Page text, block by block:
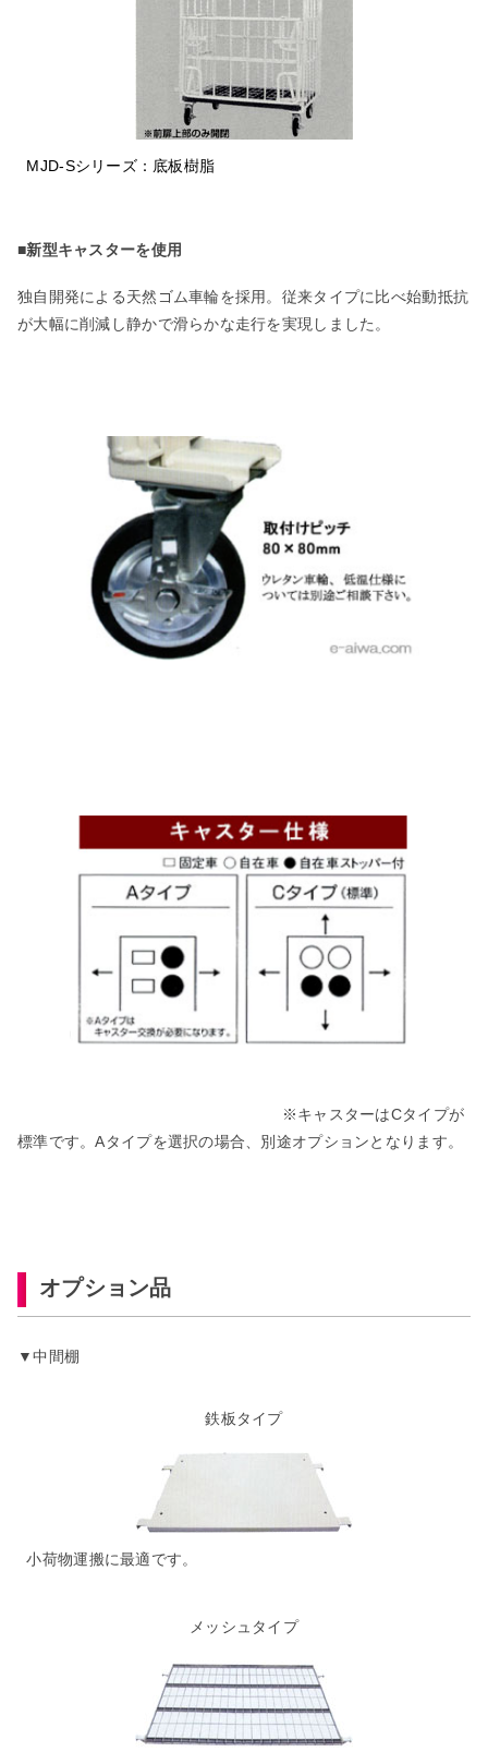
MJD-Sシリーズ：底板樹脂
■新型キャスターを使用
独自開発による天然ゴム車輪を採用。従来タイプに比べ始動抵抗
が大幅に削減し静かで滑らかな走行を実現しました。
※キャスターはCタイプが
標準です。Aタイプを選択の場合、別途オプションとなります。
オプション品
▼中間棚
鉄板タイプ
小荷物運搬に最適です。
メッシュタイプ